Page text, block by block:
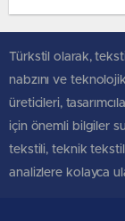
Türkstil olarak,
nabzını ve
üreticileri,
için önemli bilgiler
tekstili, teknik
analizlere kolayca